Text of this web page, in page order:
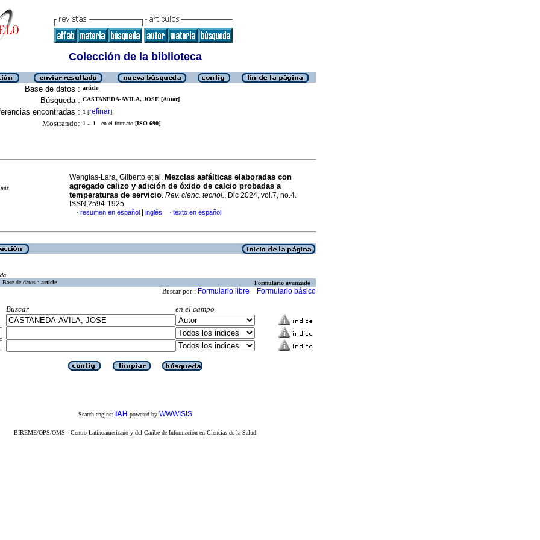
Colección de la biblioteca
Base de datos : article
Búsqueda : CASTANEDA-AVILA, JOSE [Autor]
encontradas : 1 [refinar]
Mostrando: 1 .. 1 en el formato [ISO 690]
Wenglas-Lara, Gilberto et al. Mezclas asfálticas elaboradas con
agregado calizo y adición de óxido de calcio probadas a
temperaturas de servicio. Rev. cienc. tecnol., Dic 2024, vol.7, no.4.
ISSN 2594-1925
· resumen en español inglés · texto en español
Base de datos : article Formulario avanzado
Buscar por : Formulario libre Formulario básico
Buscar
en el campo
Search engine: iAH powered by WWWISIS
BIREME/OPS/OMS - Centro Latinoamericano y del Caribe de Información en Ciencias de la Salud